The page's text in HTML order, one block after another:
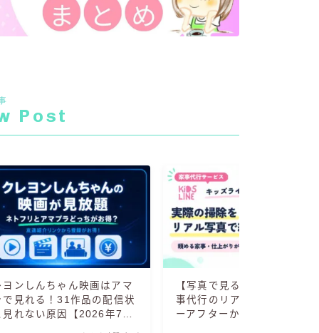
Post
ヨンしんちゃん映画はアマ
で見れる！31作品の配信状
見れない原因【2026年7
【写真で見る】キッズライン
事代行のリアル実例集｜ビフ
ーアフターから料金明細まで